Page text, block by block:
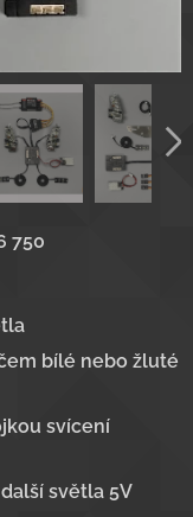
750
bílé nebo žluté
svícení
světla 5V